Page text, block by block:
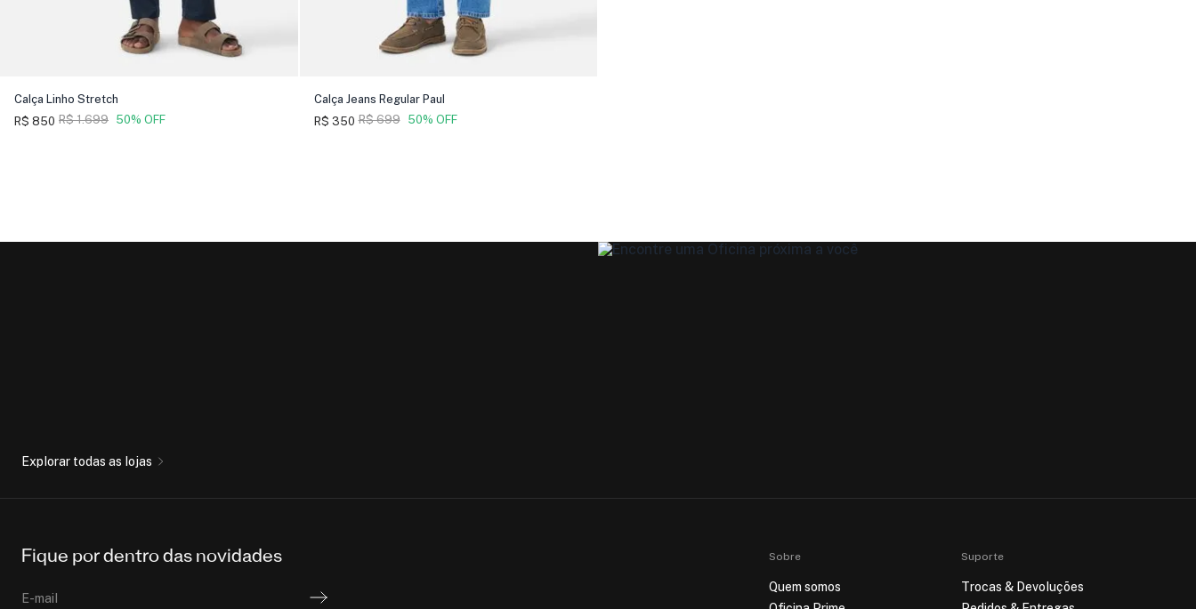
Calça Linho Stretch
R$ 850
50% OFF
R$ 1.699
Calça Jeans Regular Paul
R$ 350
50% OFF
R$ 699
Explorar todas as lojas
Fique por dentro das novidades
E-mail
Sobre
Quem somos
Suporte
Trocas & Devoluções